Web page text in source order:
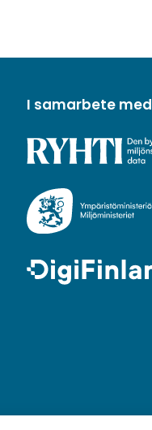
I samarbete med